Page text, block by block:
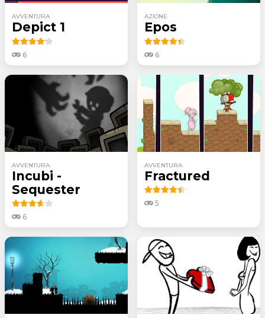
AVVENTURA
Depict 1
6
AZIONE
Epos
6
AVVENTURA
Incubi -
Sequester
6
AVVENTURA
Fractured
5